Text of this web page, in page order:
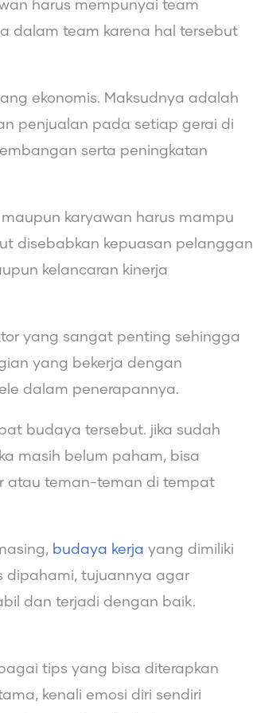
harus mempunyai team
dalam team karena hal tersebut
ekonomis. Maksudnya adalah
penjualan pada setiap gerai di
serta peningkatan
karyawan harus mampu
disebabkan kepuasan pelanggan
kelancaran kinerja
yang sangat penting sehingga
yang bekerja dengan
dalam penerapannya.
budaya tersebut. jika sudah
masih belum paham, bisa
atau teman-teman di tempat
budaya kerja yang dimiliki
dipahami, tujuannya agar
dan terjadi dengan baik.
tips yang bisa diterapkan
kenali emosi diri sendiri